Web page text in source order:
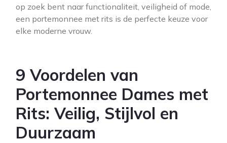
op zoek bent naar functionaliteit, veiligheid of mode,
een portemonnee met rits is de perfecte keuze voor
elke moderne vrouw.
9 Voordelen van
Portemonnee Dames met
Rits: Veilig, Stijlvol en
Duurzaam